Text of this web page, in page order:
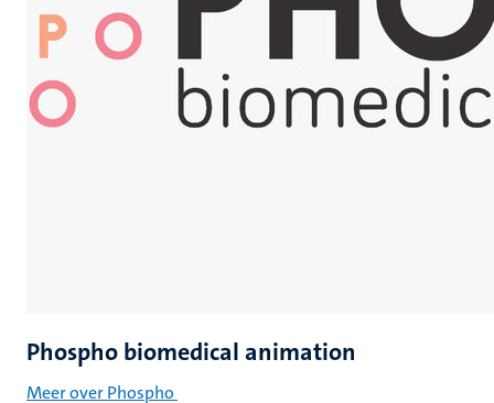
Phospho biomedical animation
Meer over Phospho